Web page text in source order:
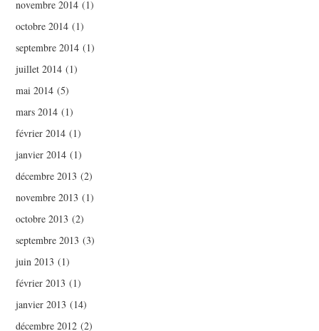
novembre 2014 (1)
octobre 2014 (1)
septembre 2014 (1)
juillet 2014 (1)
mai 2014 (5)
mars 2014 (1)
février 2014 (1)
janvier 2014 (1)
décembre 2013 (2)
novembre 2013 (1)
octobre 2013 (2)
septembre 2013 (3)
juin 2013 (1)
février 2013 (1)
janvier 2013 (14)
décembre 2012 (2)